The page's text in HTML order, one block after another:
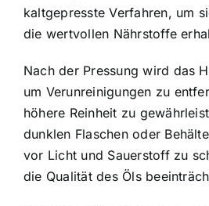
kaltgepresste Verfahren, um
die wertvollen Nährstoffe
Nach der Pressung wird das
um Verunreinigungen zu
höhere Reinheit zu
dunklen Flaschen oder
vor Licht und Sauerstoff zu
die Qualität des Öls